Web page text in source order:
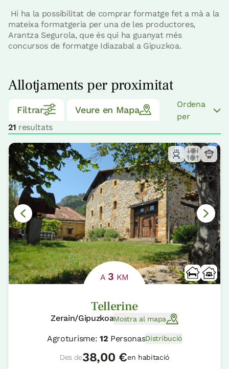
Hi ha la possibilitat de comprar formatge fet a mà a la
mateixa formatgeria per una de les productores,
Arantza Segurola, que és qui ha guanyat més
concursos de formatge Idiazabal a Gipuzkoa.
Allotjaments per proximitat
Filtrar Veure en Mapa
21 resultats
Ordena
per
A 3 KM
Tellerine
Zerain/GipuzkoaMostra al mapa
Agroturisme: 12 PersonasDistribució
Des de38,00 €en habitació